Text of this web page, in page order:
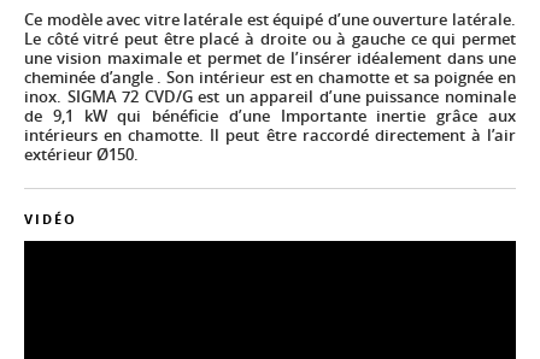
Ce modèle avec vitre latérale est équipé d’une ouverture latérale.
Le côté vitré peut être placé à droite ou à gauche ce qui permet
une vision maximale et permet de l’insérer idéalement dans une
cheminée d’angle . Son intérieur est en chamotte et sa poignée en
inox. SIGMA 72 CVD/G est un appareil d’une puissance nominale
de 9,1 kW qui bénéficie d’une Importante inertie grâce aux
intérieurs en chamotte. Il peut être raccordé directement à l’air
extérieur Ø150.
VIDÉO